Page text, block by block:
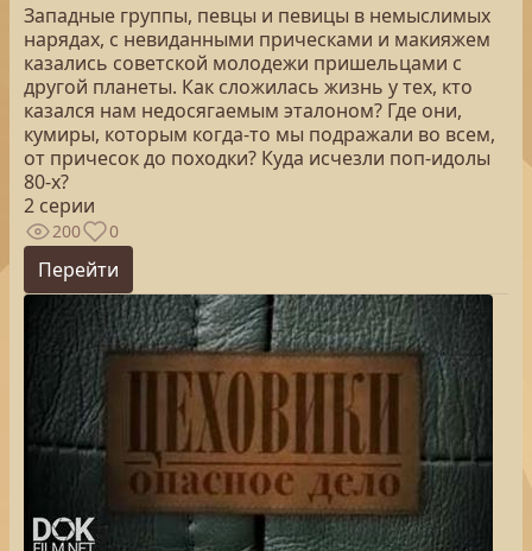
Западные группы, певцы и певицы в немыслимых
нарядах, с невиданными прическами и макияжем
казались советской молодежи пришельцами с
другой планеты. Как сложилась жизнь у тех, кто
казался нам недосягаемым эталоном? Где они,
кумиры, которым когда-то мы подражали во всем,
от причесок до походки? Куда исчезли поп-идолы
80-х?
2 серии
200 0
Перейти